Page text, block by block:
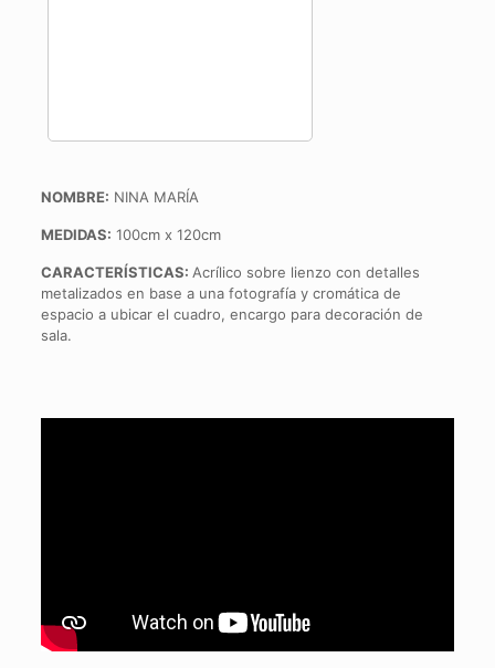
NOMBRE: NINA MARÍA
MEDIDAS: 100cm x 120cm
CARACTERÍSTICAS: Acrílico sobre lienzo con detalles
metalizados en base a una fotografía y cromática de
espacio a ubicar el cuadro, encargo para decoración de
sala.